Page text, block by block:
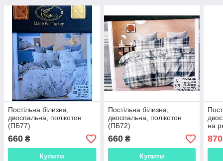
Постільна білизна,
двоспальна, полікотон
(ПБ77)
660 ₴
Купити
Постільна білизна,
двоспальна, полікотон
(ПБ72)
660₴
Купити
на
870